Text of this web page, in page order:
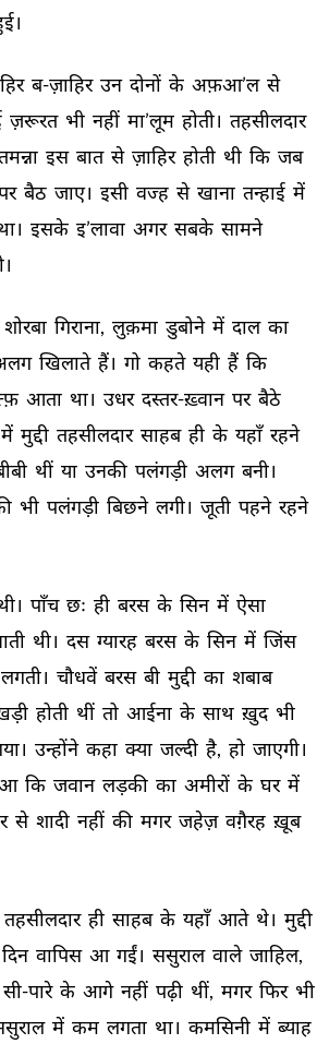
ब-ज़ाहिर उन दोनों के अफ़आ’ल से
ज़रूरत भी नहीं मा’लूम होती। तहसीलदार
इस बात से ज़ाहिर होती थी कि जब
बैठ जाए। इसी वज्ह से खाना तन्हाई में
इसके इ’लावा अगर सबके सामने
शोरबा गिराना, लुक़मा डुबोने में दाल का
खिलाते हैं। गो कहते यही हैं कि
आता था। उधर दस्तर-ख़्वान पर बैठे
में मुद्दी तहसीलदार साहब ही के यहाँ रहने
थीं या उनकी पलंगड़ी अलग बनी।
भी पलंगड़ी बिछने लगी। जूती पहने रहने
पाँच छः ही बरस के सिन में ऐसा
थी। दस ग्यारह बरस के सिन में जिंस
लगती। चौधवें बरस बी मुद्दी का शबाब
होती थीं तो आईना के साथ ख़ुद भी
उन्होंने कहा क्या जल्दी है, हो जाएगी।
कि जवान लड़की का अमीरों के घर में
से शादी नहीं की मगर जहेज़ वग़ैरह ख़ूब
तहसीलदार ही साहब के यहाँ आते थे। मुद्दी
दिन वापिस आ गईं। ससुराल वाले जाहिल,
सी-पारे के आगे नहीं पढ़ी थीं, मगर फिर भी
में कम लगता था। कमसिनी में ब्याह